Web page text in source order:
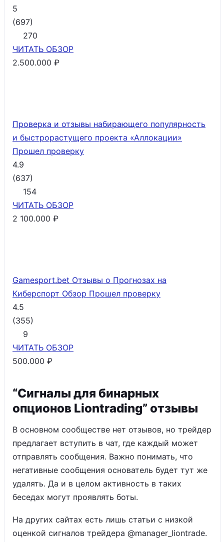
5
(697)
270
ЧИТАТЬ ОБЗОР
2.500.000 ₽
Проверка и отзывы набирающего популярность
и быстрорастущего проекта «Аллокации»
Прошел проверку
4.9
(637)
154
ЧИТАТЬ ОБЗОР
2 100.000 ₽
Gamesport.bet Отзывы о Прогнозах на
Киберспорт Обзор Прошел проверку
4.5
(355)
9
ЧИТАТЬ ОБЗОР
500.000 ₽
“Сигналы для бинарных
опционов Liontrading” отзывы
В основном сообществе нет отзывов, но трейдер
предлагает вступить в чат, где каждый может
отправлять сообщения. Важно понимать, что
негативные сообщения основатель будет тут же
удалять. Да и в целом активность в таких
беседах могут проявлять боты.
На других сайтах есть лишь статьи с низкой
оценкой сигналов трейдера @manager_liontrade.